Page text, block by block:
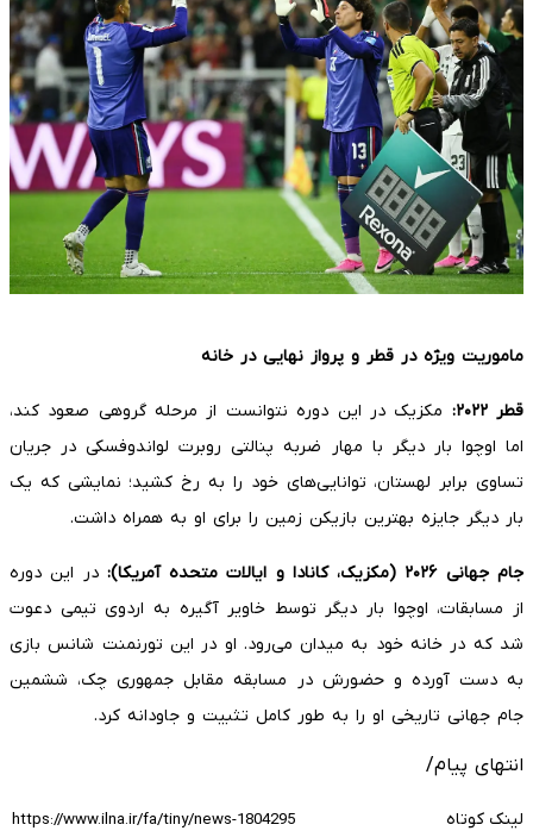
ماموریت ویژه در قطر و پرواز نهایی در خانه
قطر۲۰۲۲: مکزیک در این دوره نتوانست از مرحله گروهی صعود کند،
اما اوچوا بار دیگر با مهار ضربه پنالتی روبرت لواندوفسکی در جریان
تساوی برابر لهستان، توانایی‌های خود را به رخ کشید؛ نمایشی که یک
بار دیگر جایزه بهترین بازیکن زمین را برای او به همراه داشت.
جام جهانی۲۰۲۶ ( مکزیک، کانادا و ایالات متحده آمریکا): در این دوره
از مسابقات، اوچوا بار دیگر توسط خاویر آگیره به اردوی تیمی دعوت
شد که در خانه خود به میدان می‌رود. او در این تورنمنت شانس بازی
به دست آورده و حضورش در مسابقه مقابل جمهوری چک، ششمین
جام جهانی تاریخی او را به طور کامل تثبیت و جاودانه کرد.
انتهای پیام/
لینک کوتاه